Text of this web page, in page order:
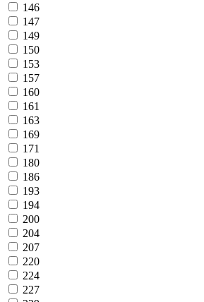
146
147
149
150
153
157
160
161
163
169
171
180
186
193
194
200
204
207
220
224
227